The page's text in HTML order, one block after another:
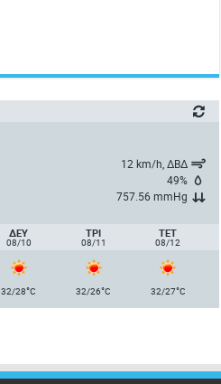
12 km/h, ΔΒΔ
49%
757.56 mmHg
ΔΕΥ
08/10
ΤΡΙ
08/11
ΤΕΤ
08/12
32/28°C 32/26°C 32/27°C